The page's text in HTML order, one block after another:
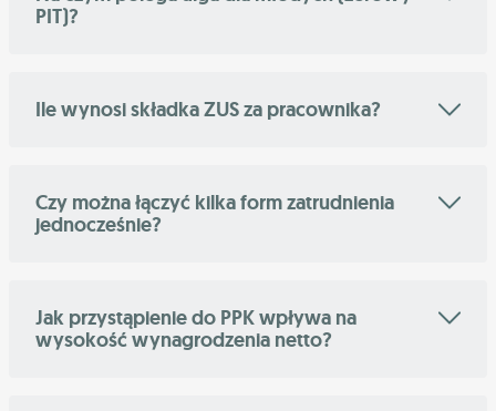
PIT)?
Ile wynosi składka ZUS za pracownika?
Czy można łączyć kilka form zatrudnienia
jednocześnie?
Jak przystąpienie do PPK wpływa na
wysokość wynagrodzenia netto?